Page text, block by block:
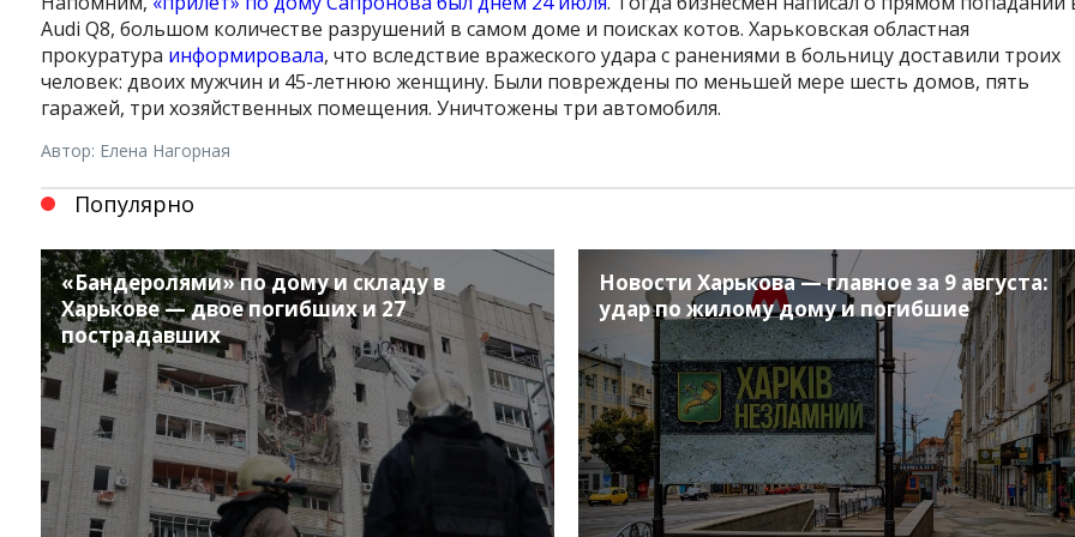
Audi Q8, большом количестве разрушений в самом доме и поисках котов. Харьковская областная
прокуратура информировала, что вследствие вражеского удара с ранениями в больницу доставили троих
человек: двоих мужчин и 45-летнюю женщину. Были повреждены по меньшей мере шесть домов, пять
гаражей, три хозяйственных помещения. Уничтожены три автомобиля.
Автор: Елена Нагорная
Популярно
«Бандеролями» по дому и складу в
Харькове — двое погибших и 27
пострадавших
Новости Харькова — главное за 9 августа:
удар по жилому дому и погибшие